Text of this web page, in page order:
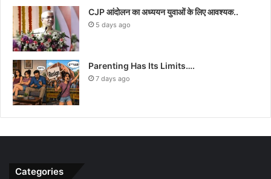
CJP आंदोलन का अध्ययन युवाओं के लिए आवश्यक..
5 days ago
Parenting Has Its Limits….
7 days ago
Categories